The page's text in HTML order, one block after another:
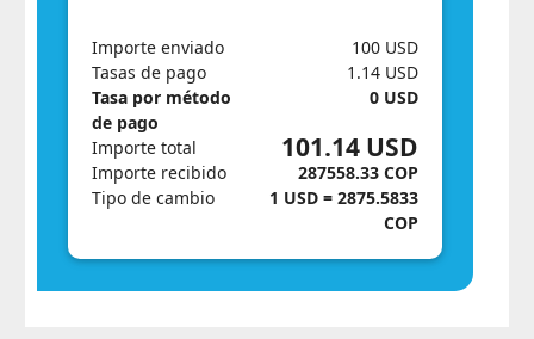
Importe enviado
Tasas de pago
Tasa por método
de pago
100 USD
1.14 USD
0 USD
Importe total
Importe recibido
101.14 USD
287558.33 COP
Tipo de cambio
1 USD = 2875.5833
COP